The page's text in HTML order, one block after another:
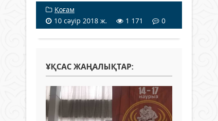
Қоғам
10 сәуір 2018 ж.
1 171 0
ҰҚСАС ЖАҢАЛЫҚТАР: